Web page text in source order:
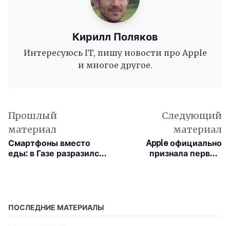
Кирилл Поляков
Интересуюсь IT, пишу новости про Apple
и многое другое.
Прошлый
материал
Смартфоны вместо
еды: в Газе разразился
Следующий
материал
Apple официально
признала первый
ПОСЛЕДНИЕ МАТЕРИАЛЫ